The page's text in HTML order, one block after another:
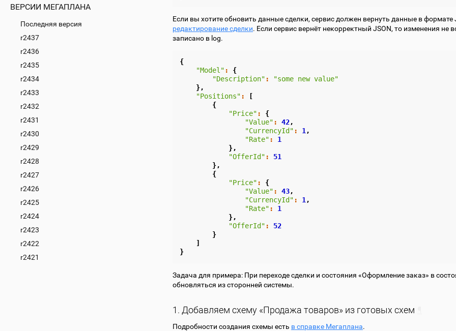
ВЕРСИИ МЕГАПЛАНА
Последняя версия
r2437
r2436
r2435
r2434
r2433
r2432
r2431
r2430
r2429
r2428
r2427
r2426
r2425
r2424
r2423
r2422
r2421
Если вы хотите обновить данные сделки, сервис должен вернуть данные в формате
редактирование сделки. Если сервис вернёт некорректный JSON, то изменения не
записано в log.
{
"Model" :
{
"Description" :
"some new value"
},
"Positions" :
[
{
"Price" :
{
"Value" : 42,
"CurrencyId" : 1 ,
"Rate" :
1
},
"OfferId" :
51
},
{
"Price" :
{
"Value" : 43,
"CurrencyId" : 1 ,
"Rate" :
1
},
"OfferId" :
52
}
]
}
Задача для примера: При переходе сделки и состояния «Оформление заказ» в
обновляться из сторонней системы.
1. Добавляем схему «Продажа товаров» из готовых схем
Подробности создания схемы есть в справке Мегаплана.